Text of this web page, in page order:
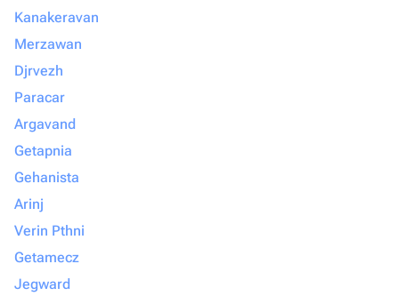
Kanakeravan
Merzawan
Djrvezh
Paracar
Argavand
Getapnia
Gehanista
Arinj
Verin Pthni
Getamecz
Jegward